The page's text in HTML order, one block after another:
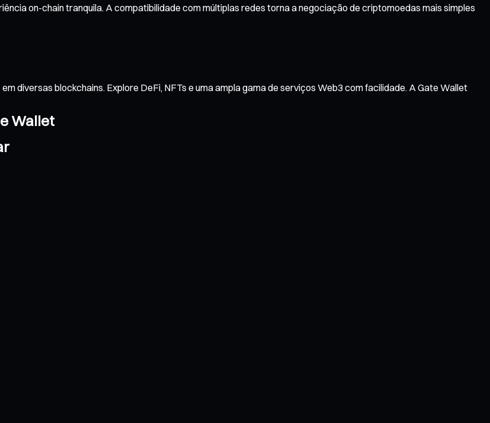
on-chain tranquila. A compatibilidade com múltiplas redes torna a negociação de criptomoedas mais simples
diversas blockchains. Explore DeFi, NFTs e uma ampla gama de serviços Web3 com facilidade. A Gate Wallet
Wallet